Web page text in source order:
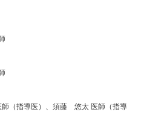
（指導医）、須藤 悠太 医師（指導